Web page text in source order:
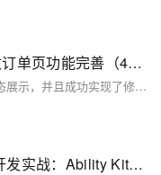
《仿盒马》app开发技术分享-- 回收订单页功能完善（45）
上一节我们实现了订单的待取件、已取消状态展示，并且成功实现了修改订单状态后的列表刷新，实现了云端数据的修改，这一节我们来实现订单页剩下的两个板块的业务逻辑，分别是运输中、已完成状态下的列表展示以及订单状态的修改
HarmonyOS Next～鸿蒙应用框架开发实战：Ability Kit与Accessibility Kit深度解析